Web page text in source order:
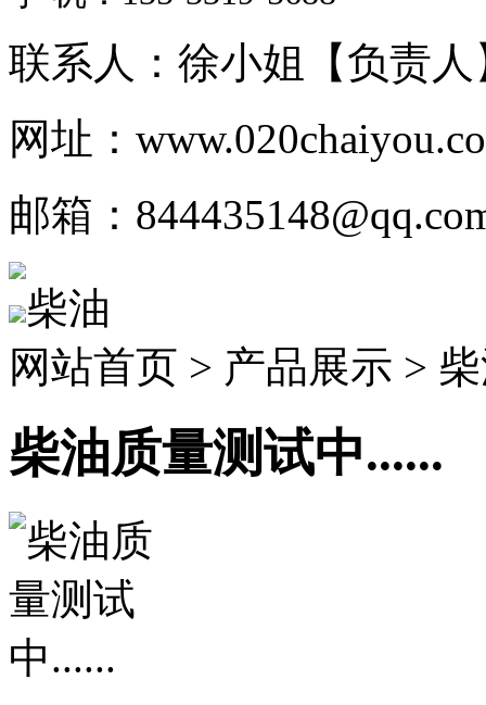
联系人：徐小姐【负责人
网址：
邮箱：
柴油
网站首页 > 产品展示 >
柴油质量测试中......